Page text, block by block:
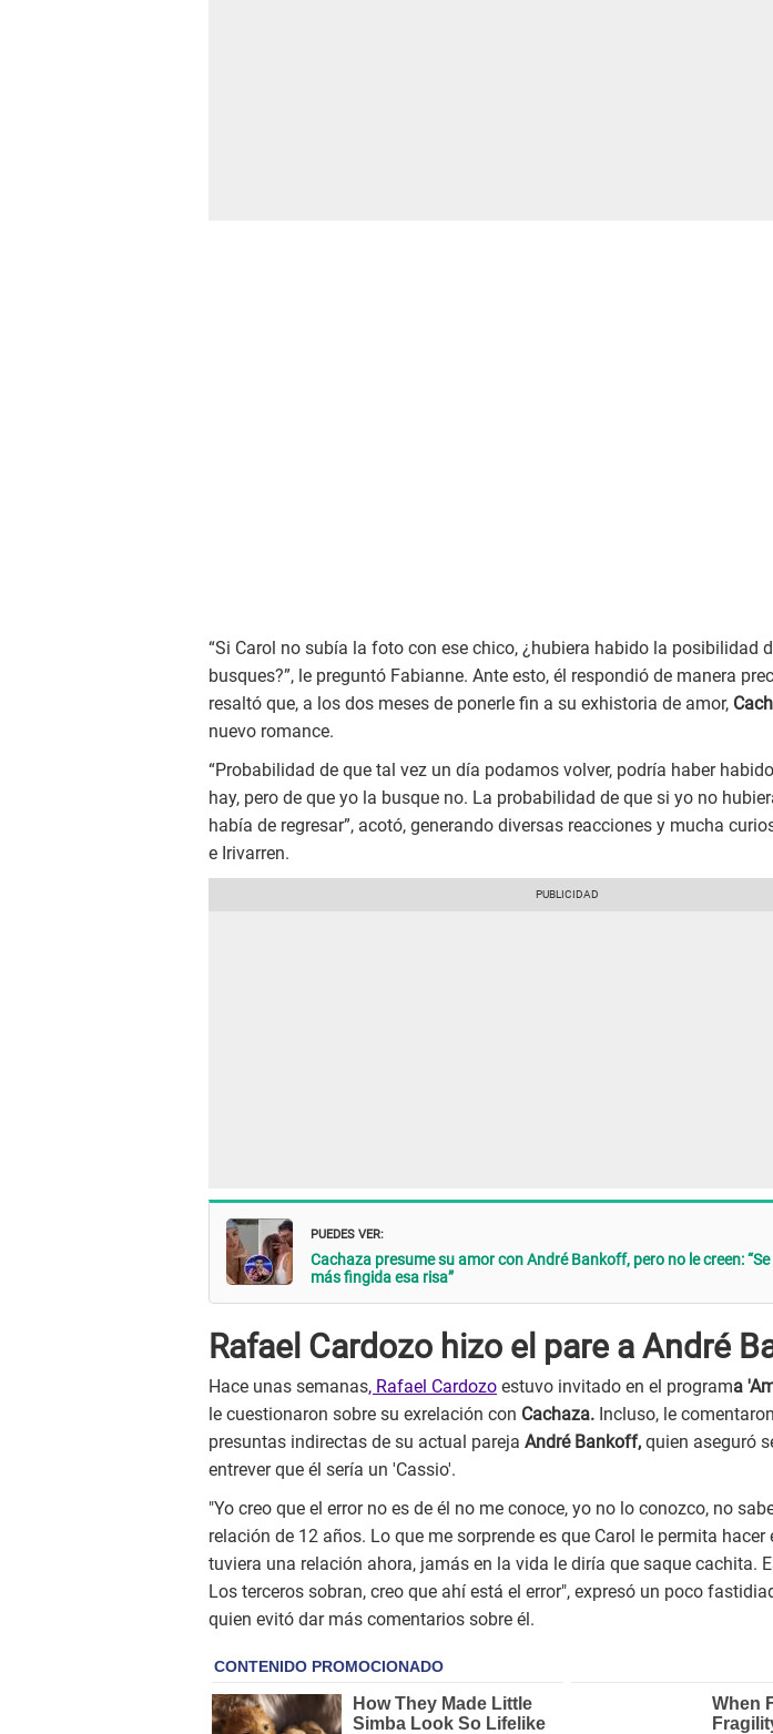
“Si Carol no subía la foto con ese chico, ¿hubiera habido la posibilidad
busques?”, le preguntó Fabianne. Ante esto, él respondió de manera
resaltó que, a los dos meses de ponerle fin a su exhistoria de amor,
nuevo romance.
“Probabilidad de que tal vez un día podamos volver, podría haber
hay, pero de que yo la busque no. La probabilidad de que si yo no
había de regresar”, acotó, generando diversas reacciones y mucha
e Irivarren.
PUEDES VER:
Cachaza presume su amor con André Bankoff, pero no le creen:
más fingida esa risa”
Rafael Cardozo hizo el pare a André
Hace unas semanas, Rafael Cardozo estuvo invitado en el programa
le cuestionaron sobre su exrelación con Cachaza. Incluso, le
presuntas indirectas de su actual pareja André Bankoff, quien aseguró
entrever que él sería un 'Cassio'.
"Yo creo que el error no es de él no me conoce, yo no lo conozco, no
relación de 12 años. Lo que me sorprende es que Carol le permita hacer
tuviera una relación ahora, jamás en la vida le diría que saque cachita.
Los terceros sobran, creo que ahí está el error", expresó un poco
quien evitó dar más comentarios sobre él.